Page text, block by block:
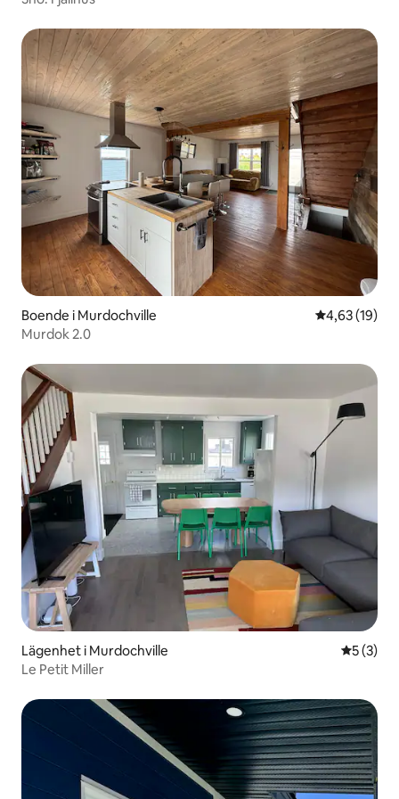
Boende i Murdochville 4,63 av 5 i
4,63 (19)
Murdok 2.0
Lägenhet i Murdochville 5 av 5 i
5 (3)
Le Petit Miller